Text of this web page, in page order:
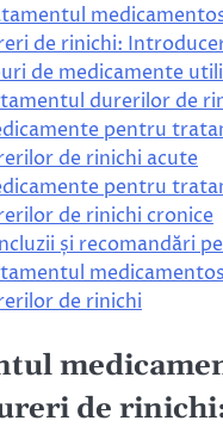
de rinichi:
de medicamente
durerilor de
pentru
de rinichi acute
pentru
de rinichi cronice
și recomandări
de rinichi
de